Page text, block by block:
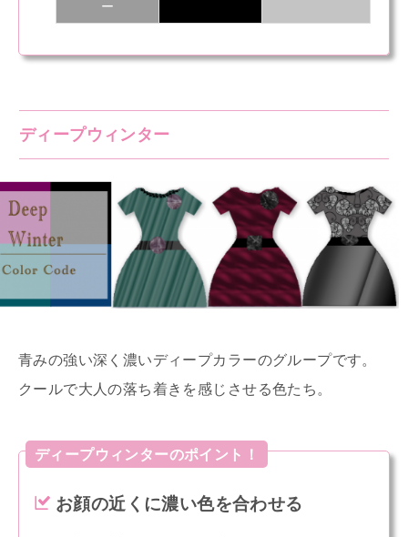
ー
ディープウィンター
青みの強い深く濃いディープカラーのグループです。
クールで大人の落ち着きを感じさせる色たち。
ディープウィンターのポイント！
お顔の近くに濃い色を合わせる